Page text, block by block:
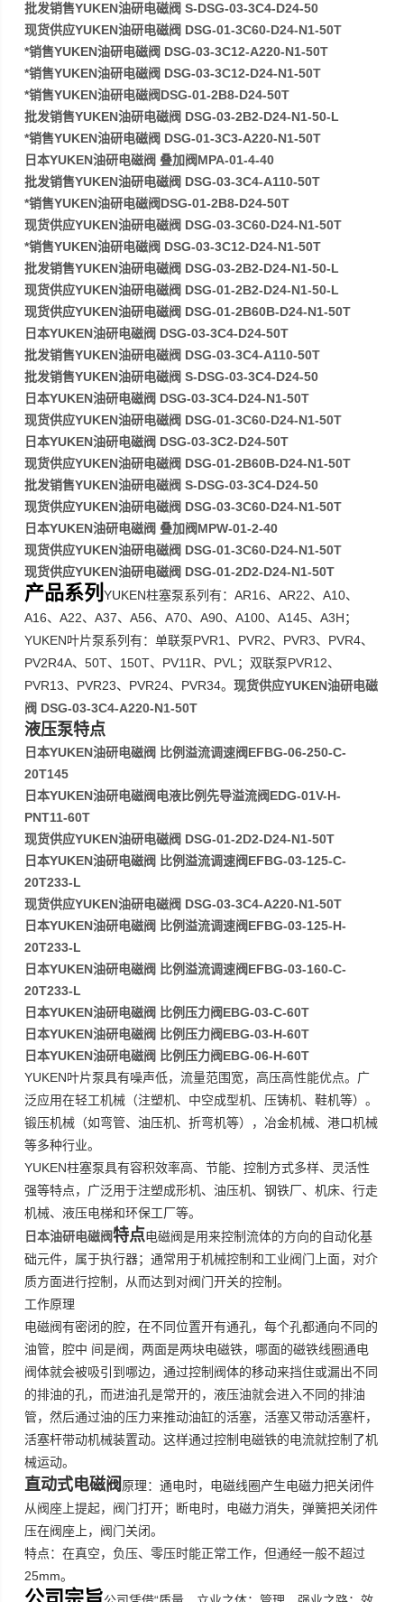
批发销售YUKEN油研电磁阀 S-DSG-03-3C4-D24-50
现货供应YUKEN油研电磁阀 DSG-01-3C60-D24-N1-50T
*销售YUKEN油研电磁阀 DSG-03-3C12-A220-N1-50T
*销售YUKEN油研电磁阀 DSG-03-3C12-D24-N1-50T
*销售YUKEN油研电磁阀DSG-01-2B8-D24-50T
批发销售YUKEN油研电磁阀 DSG-03-2B2-D24-N1-50-L
*销售YUKEN油研电磁阀 DSG-01-3C3-A220-N1-50T
日本YUKEN油研电磁阀 叠加阀MPA-01-4-40
批发销售YUKEN油研电磁阀 DSG-03-3C4-A110-50T
*销售YUKEN油研电磁阀DSG-01-2B8-D24-50T
现货供应YUKEN油研电磁阀 DSG-03-3C60-D24-N1-50T
*销售YUKEN油研电磁阀 DSG-03-3C12-D24-N1-50T
批发销售YUKEN油研电磁阀 DSG-03-2B2-D24-N1-50-L
现货供应YUKEN油研电磁阀 DSG-01-2B2-D24-N1-50-L
现货供应YUKEN油研电磁阀 DSG-01-2B60B-D24-N1-50T
日本YUKEN油研电磁阀 DSG-03-3C4-D24-50T
批发销售YUKEN油研电磁阀 DSG-03-3C4-A110-50T
批发销售YUKEN油研电磁阀 S-DSG-03-3C4-D24-50
日本YUKEN油研电磁阀 DSG-03-3C4-D24-N1-50T
现货供应YUKEN油研电磁阀 DSG-01-3C60-D24-N1-50T
日本YUKEN油研电磁阀 DSG-03-3C2-D24-50T
现货供应YUKEN油研电磁阀 DSG-01-2B60B-D24-N1-50T
批发销售YUKEN油研电磁阀 S-DSG-03-3C4-D24-50
现货供应YUKEN油研电磁阀 DSG-03-3C60-D24-N1-50T
日本YUKEN油研电磁阀 叠加阀MPW-01-2-40
现货供应YUKEN油研电磁阀 DSG-01-3C60-D24-N1-50T
现货供应YUKEN油研电磁阀 DSG-01-2D2-D24-N1-50T
产品系列YUKEN柱塞泵系列有：AR16、AR22、A10、
A16、A22、A37、A56、A70、A90、A100、A145、A3H ；
YUKEN叶片泵系列有：单联泵 PVR1 、 PVR2、 PVR3、 PVR4、
PV2R4A、50T、 150T、 PV11R、 PVL ；双联泵 PVR12、
PVR13、 PVR23、 PVR24、 PVR34。现货供应YUKEN油研电磁
阀 DSG-03-3C4-A220-N1-50T
液压泵特点
日本YUKEN油研电磁阀 比例溢流调速阀EFBG-06-250-C-
20T145
日本YUKEN油研电磁阀电液比例先导溢流阀EDG-01V-H-
PNT11-60T
现货供应YUKEN油研电磁阀 DSG-01-2D2-D24-N1-50T
日本YUKEN油研电磁阀 比例溢流调速阀EFBG-03-125-C-
20T233-L
现货供应YUKEN油研电磁阀 DSG-03-3C4-A220-N1-50T
日本YUKEN油研电磁阀 比例溢流调速阀EFBG-03-125-H-
20T233-L
日本YUKEN油研电磁阀 比例溢流调速阀EFBG-03-160-C-
20T233-L
日本YUKEN油研电磁阀 比例压力阀EBG-03-C-60T
日本YUKEN油研电磁阀 比例压力阀EBG-03-H-60T
日本YUKEN油研电磁阀 比例压力阀EBG-06-H-60T
YUKEN叶片泵具有噪声低，流量范围宽，高压高性能优点。广
泛应用在轻工机械（注塑机、中空成型机、压铸机、鞋机等）。
锻压机械（如弯管、油压机、折弯机等），冶金机械、港口机械
等多种行业。
YUKEN柱塞泵具有容积效率高、节能、控制方式多样、灵活性
强等特点，广泛用于注塑成形机、油压机、钢铁厂、机床、行走
机械、液压电梯和环保工厂等。
日本油研电磁阀特点电磁阀是用来控制流体的方向的自动化基
础元件，属于执行器；通常用于机械控制和工业阀门上面，对介
质方面进行控制，从而达到对阀门开关的控制。
工作原理
电磁阀有密闭的腔，在不同位置开有通孔，每个孔都通向不同的
油管，腔中 间是阀，两面是两块电磁铁，哪面的磁铁线圈通电
阀体就会被吸引到哪边，通过控制阀体的移动来挡住或漏出不同
的排油的孔，而进油孔是常开的，液压油就会进入不同的排油
管，然后通过油的压力来推动油缸的活塞，活塞又带动活塞杆，
活塞杆带动机械装置动。这样通过控制电磁铁的电流就控制了机
械运动。
直动式电磁阀 原理：通电时，电磁线圈产生电磁力把关闭件
从阀座上提起，阀门打开；断电时，电磁力消失，弹簧把关闭件
压在阀座上，阀门关闭。
特点：在真空，负压、零压时能正常工作，但通经一般不超过
25mm。